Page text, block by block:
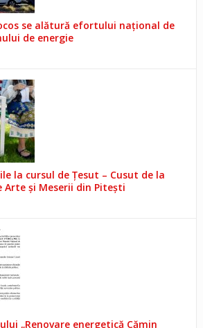
se alătură efortului național de
de energie
la cursul de Țesut – Cusut de la
Arte și Meserii din Pitești
„Renovare energetică Cămin